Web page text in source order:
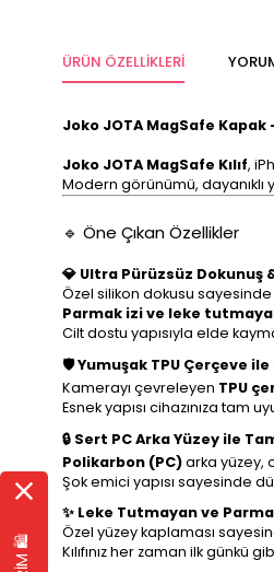
ÜRÜN ÖZELLIKLERI
Joko JOTA MagSafe Kapak
Joko JOTA MagSafe Kılıf,
Modern görünümü, dayanıklı
🔹 Öne Çıkan Özellikler
💎 Ultra Pürüzsüz Dokunuş
Özel silikon dokusu
Parmak izi ve leke
Cilt dostu yapısıyla elde
🛡️ Yumuşak TPU Çerçeve
Kamerayı çevreleyen TPU
Esnek yapısı cihazınıza tam
🔒 Sert PC Arka Yüzey ile
Polikarbon (PC)arka yüzey,
Şok emici yapısı sayesinde
✨ Leke Tutmayan ve
Özel yüzey kaplaması
Kılıfınız her zaman ilk günkü